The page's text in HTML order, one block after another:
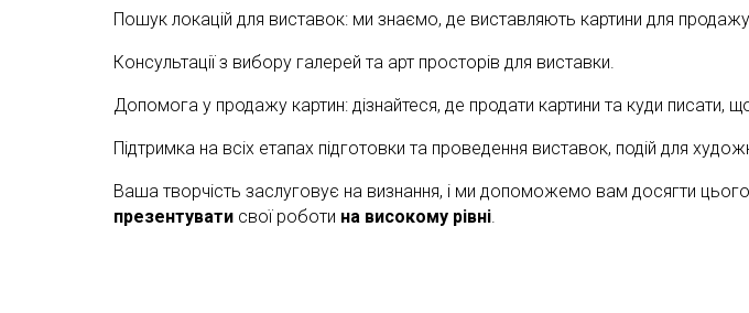
Пошук локацій для виставок: ми знаємо, де виставляють картини для
Консультації з вибору галерей та арт просторів для виставки.
Допомога у продажу картин: дізнайтеся, де продати картини та куди писати,
Підтримка на всіх етапах підготовки та проведення виставок, подій для
Ваша творчість заслуговує на визнання, і ми допоможемо вам досягти
презентувати свої роботи на високому рівні.